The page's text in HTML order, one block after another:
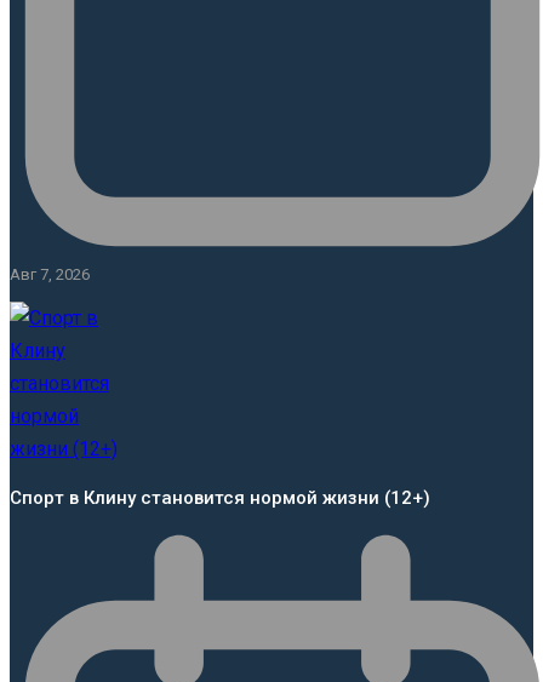
Авг 7, 2026
Спорт в Клину становится нормой жизни (12+)